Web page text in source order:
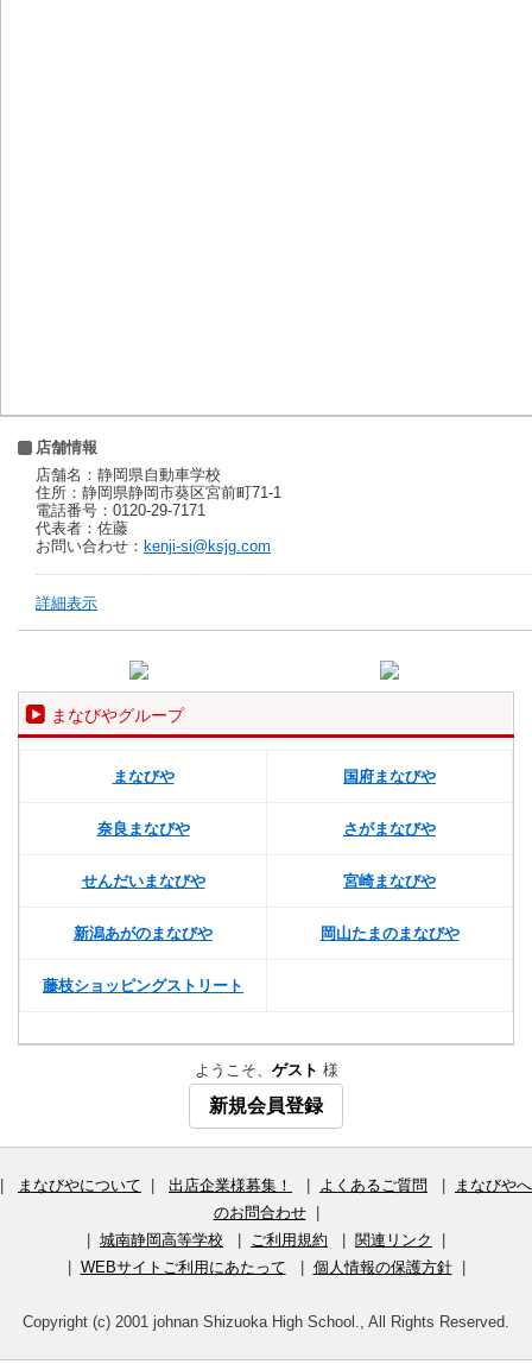
店舗情報
店舗名：静岡県自動車学校
住所：静岡県静岡市葵区宮前町71-1
電話番号：0120-29-7171
代表者：佐藤
お問い合わせ： kenji-si@ksjg.com
詳細表示
まなびやグループ
まなびや 国府まなびや
奈良まなびや さがまなびや
せんだいまなびや 宮崎まなびや
新潟あがのまなびや 岡山たまのまなびや
藤枝ショッピングストリート
ようこそ、 ゲスト 様
新規会員登録
まなびやについて 出店企業様募集！ よくあるご質問
まなびやへ
のお問合わせ|
城南静岡高等学校 ご利用規約 関連リンク
WEBサイトご利用にあたって 個人情報の保護方針|
Copyright (c) 2001 johnan Shizuoka High School., All Rights Reserved.